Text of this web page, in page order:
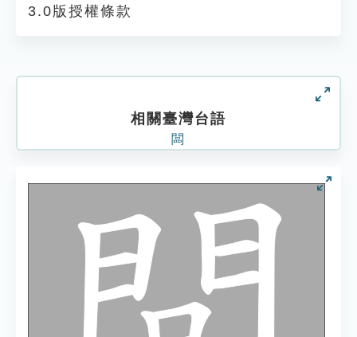
3.0版授權條款
相關臺灣台語
闆